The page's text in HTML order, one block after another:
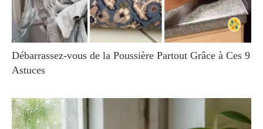
Débarrassez-vous de la Poussière Partout Grâce à Ces 9
Astuces